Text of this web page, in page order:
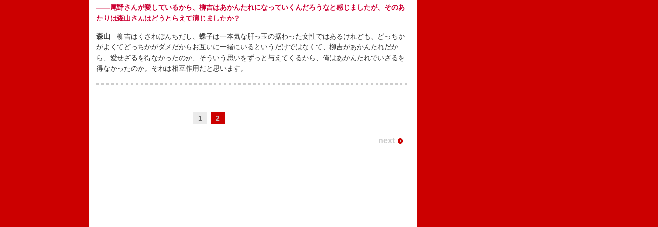
――尾野さんが愛しているから、柳吉はあかんたれになっていくんだろうなと感じましたが、そのあ
たりは森山さんはどうとらえて演じましたか？
森山 柳吉はくされぼんちだし、蝶子は一本気な肝っ玉の据わった女性ではあるけれども、どっちか
がよくてどっちかがダメだからお互いに一緒にいるというだけではなくて、柳吉があかんたれだか
ら、愛せざるを得なかったのか、そういう思いをずっと与えてくるから、俺はあかんたれでいざるを
得なかったのか。それは相互作用だと思います。
1 2
next